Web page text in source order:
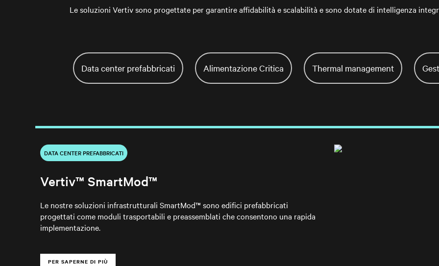
Le soluzioni Vertiv sono progettate per garantire affidabilità e scalabilità e sono dotate di intelligenza
Data center prefabbricati Alimentazione Critica Thermal management
DATA CENTER PREFABBRICATI
Vertiv™ SmartMod™
Le nostre soluzioni infrastrutturali SmartMod™ sono edifici prefabbricati
progettati come moduli trasportabili e preassemblati che consentono una rapida
implementazione.
PER SAPERNE DI PIÙ